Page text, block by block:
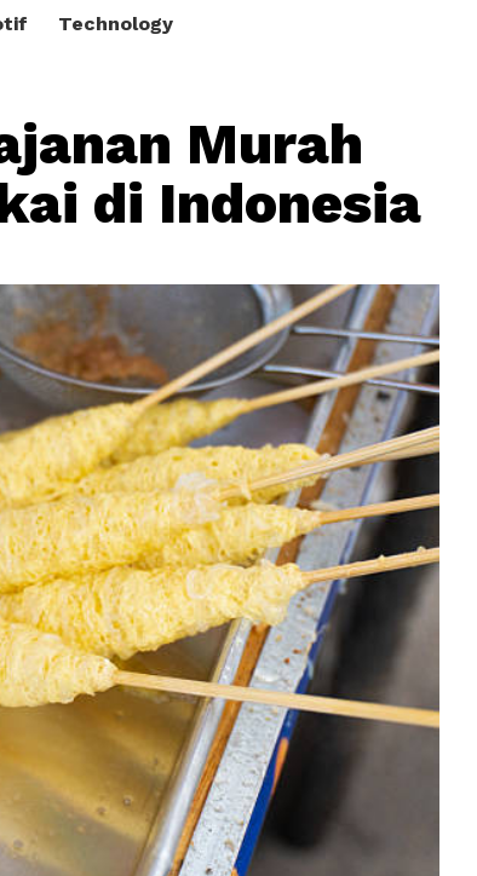
Technology
Murah
di Indonesia